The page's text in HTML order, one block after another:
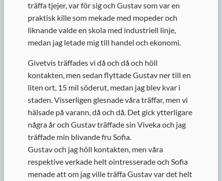
träffa tjejer, var för sig och Gustav som var en
praktisk kille som mekade med mopeder och
liknande valde en skola med industriell linje,
medan jag letade mig till handel och ekonomi.
Givetvis träffades vi då och då och höll
kontakten, men sedan flyttade Gustav ner till en
liten ort, 15 mil söderut, medan jag blev kvar i
staden. Visserligen glesnade våra träffar, men vi
hälsade på varann, då och då. Det gick ytterligare
några år och Gustav träffade sin Viveka och jag
träffade min blivande fru Sofia.
Gustav och jag höll kontakten, men våra
respektive verkade helt ointresserade och Sofia
menade att om jag ville träffa Gustav var det helt